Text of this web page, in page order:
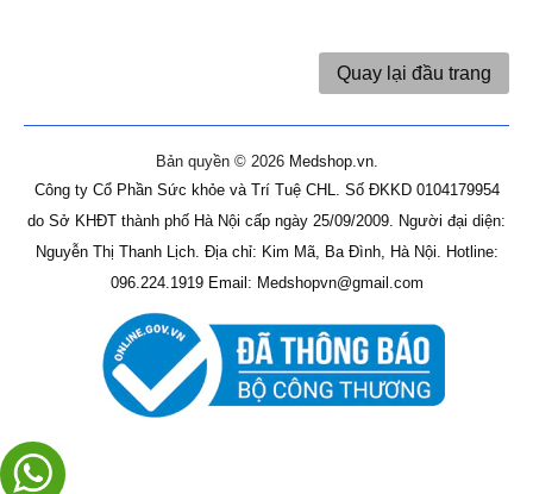
Quay lại đầu trang
Bản quyền © 2026 Medshop.vn.
Công ty Cổ Phần Sức khỏe và Trí Tuệ CHL. Số ĐKKD 0104179954
do Sở KHĐT thành phố Hà Nội cấp ngày 25/09/2009. Người đại diện:
Nguyễn Thị Thanh Lịch. Địa chỉ: Kim Mã, Ba Đình, Hà Nội. Hotline:
096.224.1919 Email: Medshopvn@gmail.com